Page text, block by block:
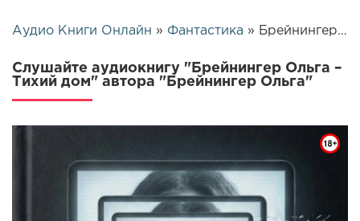
Аудио Книги Онлайн » Фантастика » Брейнингер Ольга – Тихий дом | 25623
Слушайте аудиокнигу "Брейнингер Ольга –
Тихий дом" автора "Брейнингер Ольга"